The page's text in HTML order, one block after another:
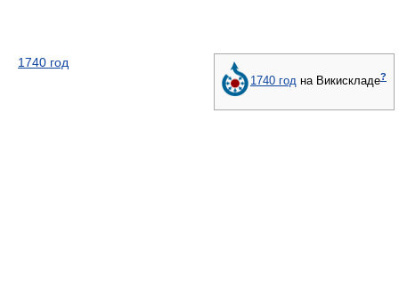
1740 год на Викискладе?
1740 год